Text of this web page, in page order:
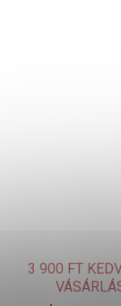
3 900 FT